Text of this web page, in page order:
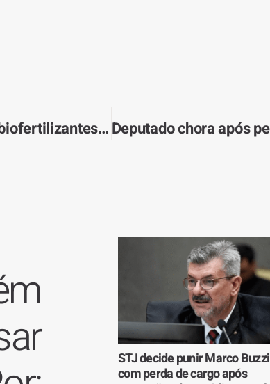
Mercado de fertilizantes especiais e biofertilizantes encolhe 5,5% em 2025
STJ decide punir Marco Buzzi
com perda de cargo após